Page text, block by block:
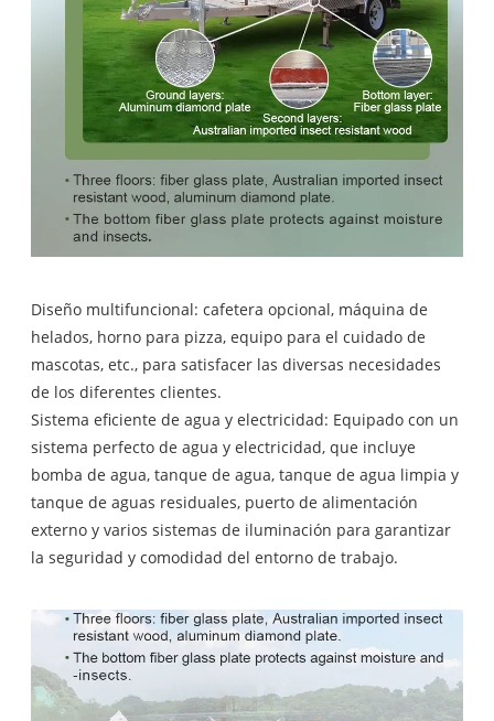
Diseño multifuncional: cafetera opcional, máquina de
helados, horno para pizza, equipo para el cuidado de
mascotas, etc., para satisfacer las diversas necesidades
de los diferentes clientes.
Sistema eficiente de agua y electricidad: Equipado con un
sistema perfecto de agua y electricidad, que incluye
bomba de agua, tanque de agua, tanque de agua limpia y
tanque de aguas residuales, puerto de alimentación
externo y varios sistemas de iluminación para garantizar
la seguridad y comodidad del entorno de trabajo.